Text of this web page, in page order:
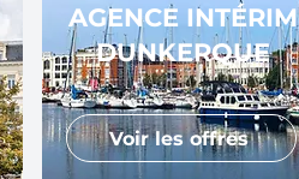
AGENCE INTÉRIM
DUNKERQUE
Voir les offres